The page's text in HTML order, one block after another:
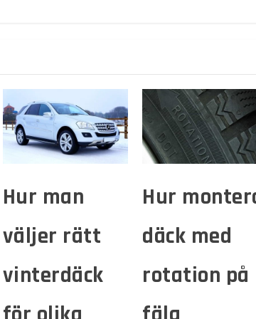
Hur man
väljer rätt
vinterdäck
Hur
däck med
rotation på